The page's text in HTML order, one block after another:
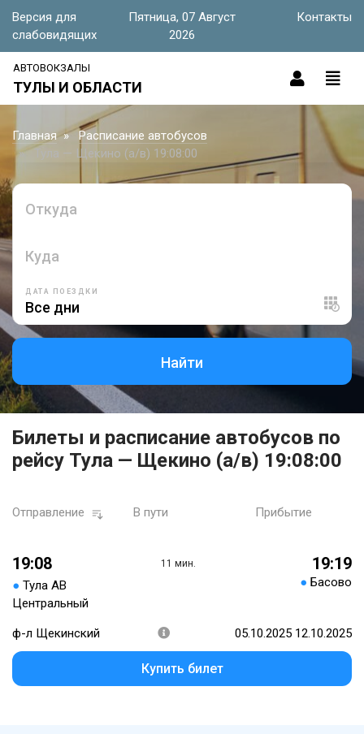
Версия для
слабовидящих
Пятница, 07 Август
2026
Контакты
АВТОВОКЗАЛЫ
ТУЛЫ И ОБЛАСТИ
Главная
Расписание автобусов
Тула — Щекино (а/в) 19:08:00
Откуда
Куда
ДАТА ПОЕЗДКИ
Найти
Билеты и расписание автобусов по
рейсу Тула — Щекино (а/в) 19:08:00
Отправление В пути Прибытие
19:08
● Тула АВ
Центральный
11 мин. 19:19
● Басово
ф-л Щекинский 05.10.2025 12.10.2025
Купить билет